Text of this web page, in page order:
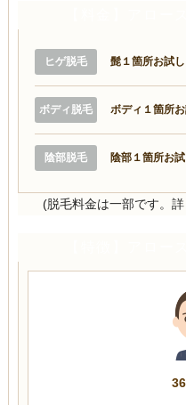
ヒゲ脱毛 髭１箇所お試
ボディ脱毛 ボディ１箇所
陰部脱毛 陰部１箇所お
(脱毛料金は一部です。詳